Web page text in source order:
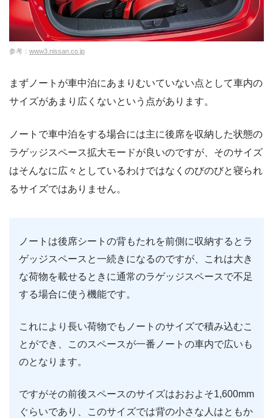
参考： www3.nissan.co.jp
まずノートが車中泊にあまりむいていない点として車内の
サイズがあまり広くないという点があります。
ノートで車中泊をする場合には主に後席を収納した状態の
ラゲッジスペース拡大モードが良いのですが、そのサイズ
はそんなに広々としているわけではなくのびのびと寝られ
るサイズではありません。
ノートは後席シートの背もたれを前側に収納するとラ
ゲッジスペースと一続きになるのですが、これは大き
な荷物を載せるときに通常のラゲッジスペースで不足
する場合に使う機能です。
これにより長い荷物でもノートのサイズで積み込むこ
とができ、このスペースが一番ノートの車内で広いも
のとなります。
ですがその前後スペースのサイズはおおよそ1,600mm
ぐらいであり、このサイズでは背の小さな人はともか